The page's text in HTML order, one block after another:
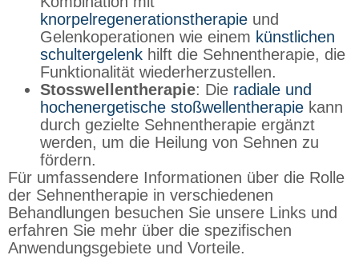
knorpelregenerationstherapie und
Gelenkoperationen wie einem künstlichen
schultergelenk hilft die Sehnentherapie, die
Funktionalität wiederherzustellen.
Stosswellentherapie: Die radiale und
hochenergetische stoßwellentherapie kann
durch gezielte Sehnentherapie ergänzt
werden, um die Heilung von Sehnen zu
fördern.
Für umfassendere Informationen über die Rolle
der Sehnentherapie in verschiedenen
Behandlungen besuchen Sie unsere Links und
erfahren Sie mehr über die spezifischen
Anwendungsgebiete und Vorteile.